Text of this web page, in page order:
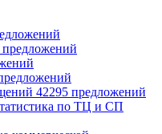
предложений
42295 предложений
по ТЦ и СП